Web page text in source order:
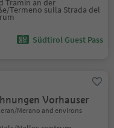
Tramin an der
Termeno sulla Strada del
Südtirol Guest Pass
Vorhauser
Merano and environs